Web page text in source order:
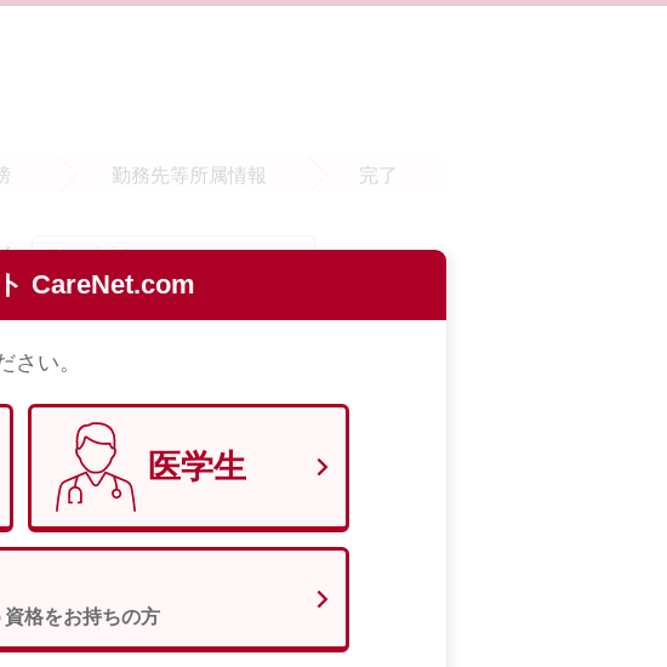
CareNet.com
さい。
医学生
格をお持ちの方
勤務先等 所属情報 完了
名
年1月29日 → 19700129